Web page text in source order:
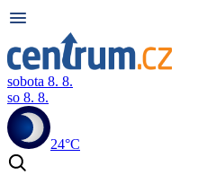
sobota 8. 8.
so 8. 8.
24°C